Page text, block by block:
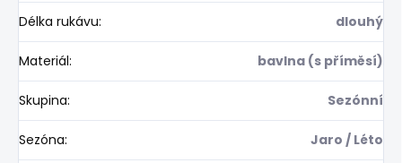
Délka rukávu: dlouhý
Materiál: bavlna (s příměsí)
Skupina: Sezónní
Sezóna: Jaro / Léto